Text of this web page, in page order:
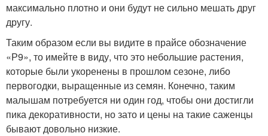
максимально плотно и они будут не сильно мешать друг
другу.
Таким образом если вы видите в прайсе обозначение
«Р9», то имейте в виду, что это небольшие растения,
которые были укоренены в прошлом сезоне, либо
первогодки, выращенные из семян. Конечно, таким
малышам потребуется ни один год, чтобы они достигли
пика декоративности, но зато и цены на такие саженцы
бывают довольно низкие.